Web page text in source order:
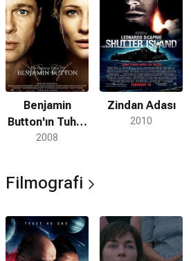
garsonluk gibi işlerde çalıştı.
Benjamin
Button'ın Tuhaf
Hikayesi
2008
Zindan Adası
2010
Filmografi